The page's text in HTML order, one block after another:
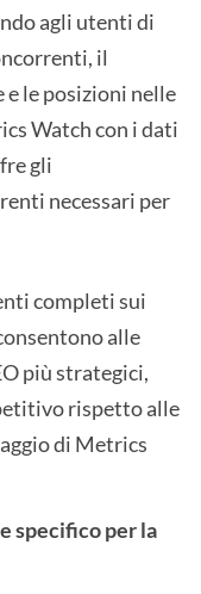
agli utenti di
il
le posizioni nelle
Watch con i dati
gli
necessari per
completi sui
alle
più strategici,
rispetto alle
di Metrics
specifico per la